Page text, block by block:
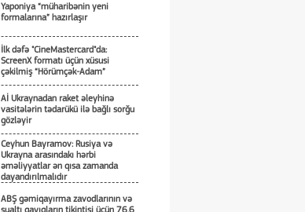
Yaponiya “müharibənin yeni
formalarına” hazırlaşır
İlk dəfə "CineMastercard"da:
ScreenX formatı üçün xüsusi
çəkilmiş “Hörümçək-Adam”
Aİ Ukraynadan raket əleyhinə
vasitələrin tədarükü ilə bağlı sorğu
gözləyir
Ceyhun Bayramov: Rusiya və
Ukrayna arasındakı hərbi
əməliyyatlar ən qısa zamanda
dayandırılmalıdır
ABŞ gəmiqayırma zavodlarının və